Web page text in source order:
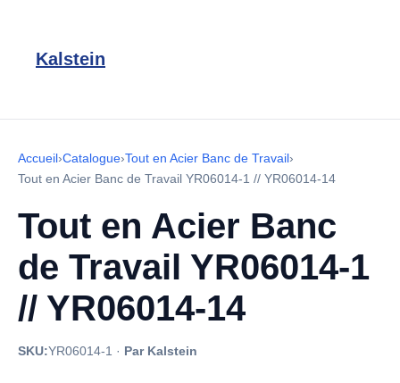
Kalstein
Accueil›Catalogue›Tout en Acier Banc de Travail›
Tout en Acier Banc de Travail YR06014-1 // YR06014-14
Tout en Acier Banc
de Travail YR06014-1
// YR06014-14
SKU:YR06014-1 · Par Kalstein